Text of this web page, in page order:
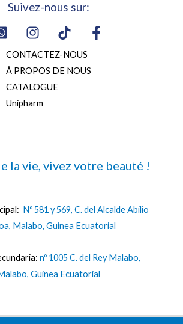
Suivez-nous sur:
CONTACTEZ-NOUS
Á PROPOS DE NOUS
CATALOGUE
Unipharm
la vie, vivez votre beauté !
Nº 581 y 569, C. del Alcalde Abilio
Malabo, Guinea Ecuatorial
nº 1005 C. del Rey Malabo,
Guinea Ecuatorial